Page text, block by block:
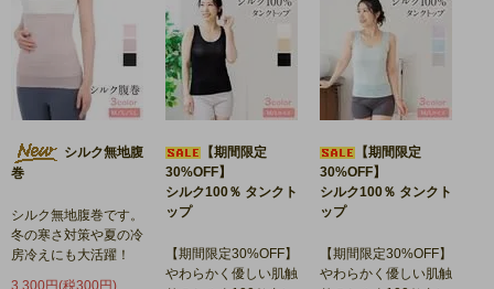
シルク無地腹
巻
シルク無地腹巻です。
冬の寒さ対策や夏の冷
房冷えにも大活躍！
3,300円(税300円)
【期間限定
30%OFF】
シルク100％ タンクト
ップ
【期間限定30%OFF】
やわらかく優しい肌触
【期間限定
30%OFF】
シルク100％ タンクト
ップ
【期間限定30%OFF】
やわらかく優しい肌触